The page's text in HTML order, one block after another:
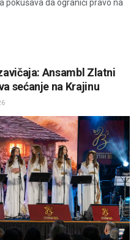
pokušava da ograniči pravo na
Ansambl Zlatni
sećanje na Krajinu